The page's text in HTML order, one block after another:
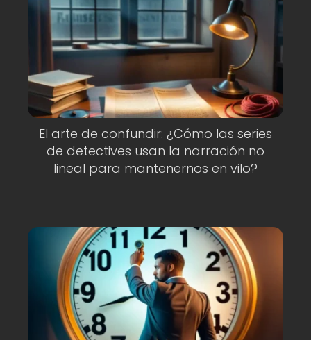
El arte de confundir: ¿Cómo las series
de detectives usan la narración no
lineal para mantenernos en vilo?